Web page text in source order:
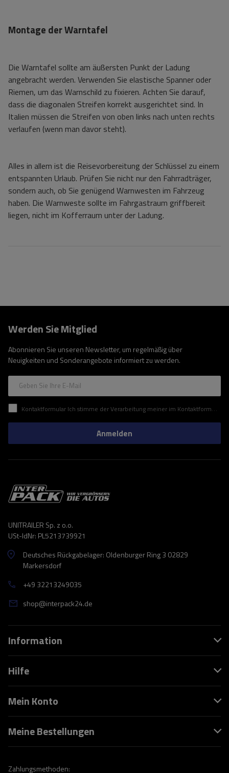
Montage der Warntafel
Die Warntafel sollte am äußersten Punkt der Ladung
angebracht werden. Verwenden Sie elastische Spanner oder
Riemen, um das Warnschild zu fixieren. Achten Sie darauf,
dass die diagonalen Streifen korrekt ausgerichtet sind. In
Italien müssen die Streifen von oben links nach unten rechts
verlaufen (wenn man davor steht).
Alles in allem ist die Reisevorbereitung der Schlüssel zu einem
entspannten Urlaub. Prüfen Sie nicht nur den Fahrradträger,
sondern auch, ob Sie genügend Warnwesten im Fahrzeug
haben. Die Warnweste sollte im Fahrgastraum griffbereit
liegen, nicht im Kofferraum unter der Ladung.
Werden Sie Mitglied
Abonnieren Sie unseren Newsletter, um regelmäßig über
Neuigkeiten und Sonderangebote informiert zu werden.
Geben Sie Ihre E-Mail
Kontaktformular Ich stimme der Verarbeitung meiner im Kontaktformular enthaltenen personenbezogenen Daten gemäß der Verordnung (EU) des Europäischen Parlaments und des Rates zu.
Anmelden
UNITRAILER Sp. z o.o.
USt-IdNr: PL5213739921
Deutsches Rückgabelager: Oldenburger Ring 3 02829
Markersdorf
+49 32213249035
shop@interpack24.de
Information
Hilfe
Mein Konto
Meine Bestellungen
Zahlungsmethoden: